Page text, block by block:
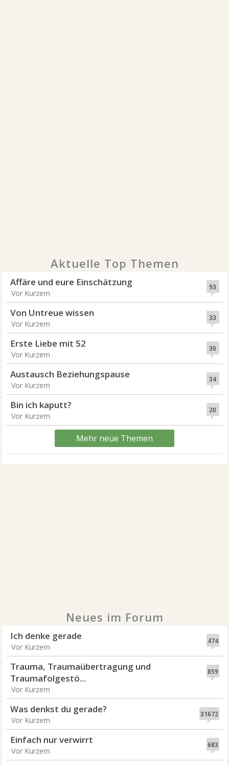
Aktuelle Top Themen
93
Affäre und eure Einschätzung
Vor Kurzem
33
Von Untreue wissen
Vor Kurzem
30
Erste Liebe mit 52
Vor Kurzem
34
Austausch Beziehungspause
Vor Kurzem
20
Bin ich kaputt?
Vor Kurzem
Mehr neue Themen
Neues im Forum
474
Ich denke gerade
Vor Kurzem
859
Trauma, Traumaübertragung und
Traumafolgestö...
Vor Kurzem
31672
Was denkst du gerade?
Vor Kurzem
683
Einfach nur verwirrt
Vor Kurzem